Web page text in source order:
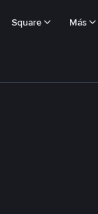
Square Más